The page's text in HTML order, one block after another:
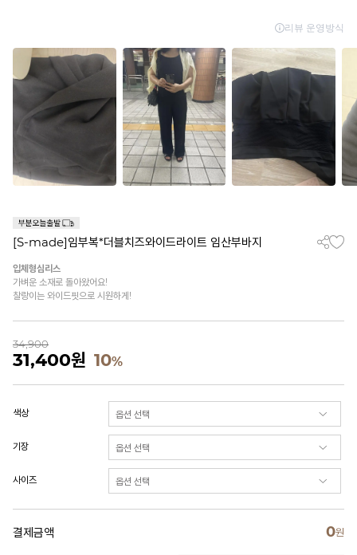
[S-made]임부복*더블치즈와이드라이트 임산부바지
입체형심리스
가벼운 소재로 돌아왔어요!
찰랑이는 와이드핏으로 시원하게!
34,900
31,400원 10%
색상
기장
사이즈
결제금액 0원